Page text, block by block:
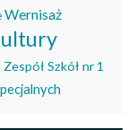
Wernisaż
Zespół Szkół nr 1